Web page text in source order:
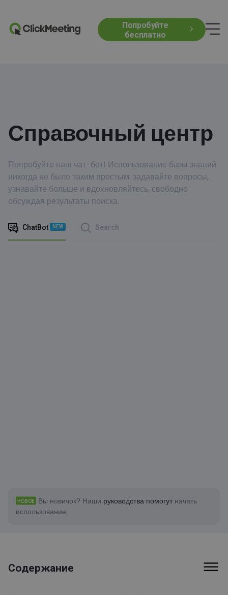
Попробуйте
бесплатно
Справочный центр
Попробуйте наш чат-бот! Использование базы знаний
никогда не было таким простым: задавайте вопросы,
узнавайте больше и вдохновляйтесь, свободно
обсуждая результаты поиска.
ChatBot NEW Search
НОВОЕ Вы новичок? Наши руководства помогутначать
использование.
Содержание